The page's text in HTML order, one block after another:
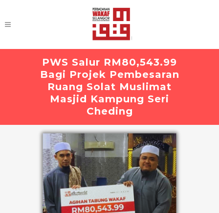
PWS Salur RM80,543.99
Bagi Projek Pembesaran
Ruang Solat Muslimat
Masjid Kampung Seri
Cheding